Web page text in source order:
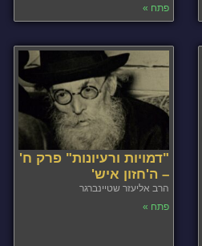
פתח »
"דמויות ורעיונות" פרק ח'
– ה'חזון איש'
הרב אליעזר שטיינברגר
פתח »